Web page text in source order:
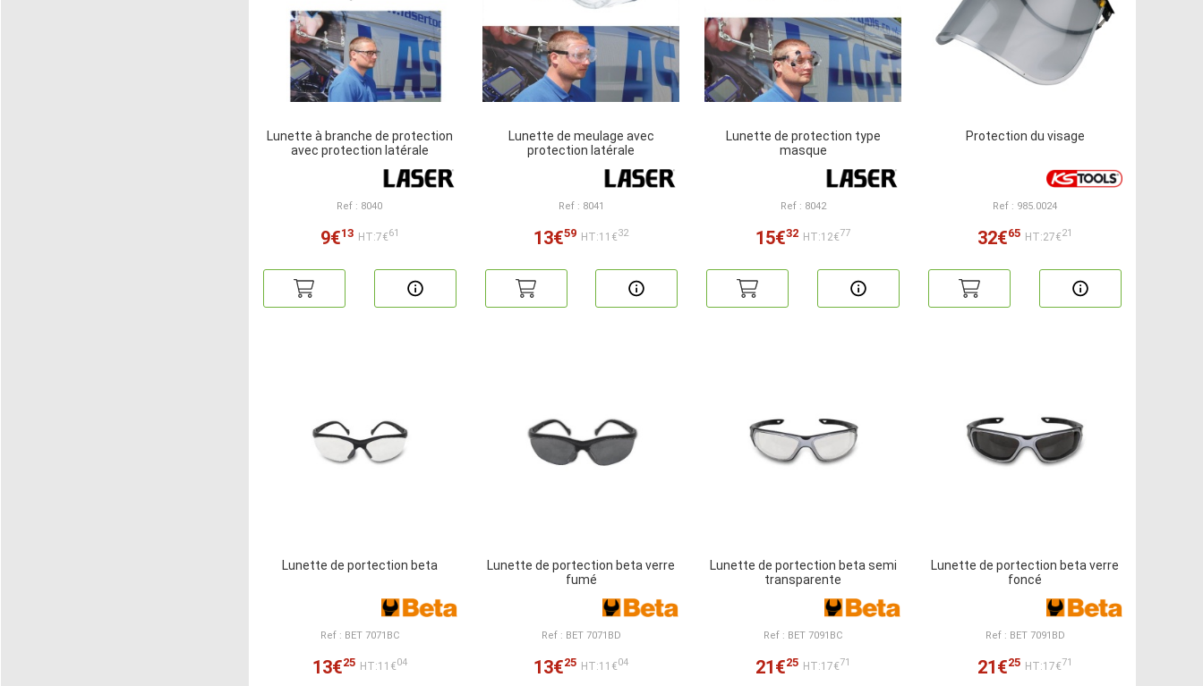
Lunette à branche de protection
avec protection latérale
Ref : 8040
9€13 HT:7€61
Lunette de meulage avec
protection latérale
Ref : 8041
13€59 HT:11€32
Lunette de protection type
masque
Ref : 8042
15€32 HT:12€77
Protection du visage
Ref : 985.0024
32€65 HT:27€21
Lunette de portection beta
Ref : BET 7071BC
13€25 HT:11€04
Lunette de portection beta verre
fumé
Ref : BET 7071BD
13€25 HT:11€04
Lunette de portection beta semi
transparente
Ref : BET 7091BC
21€25 HT:17€71
Lunette de portection beta verre
foncé
Ref : BET 7091BD
21€25 HT:17€71